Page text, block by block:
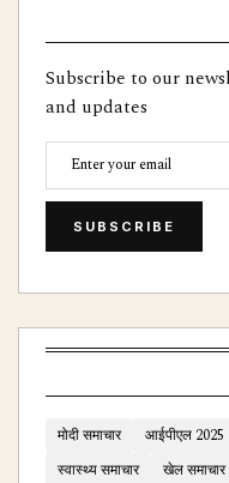
Subscribe to our
and updates
SUBSCRIBE
मोदी समाचार आईपीएल 2025
स्वास्थ्य समाचार
खेल समाचार